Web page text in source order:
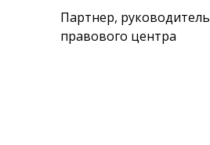
Партнер, руководитель
правового центра